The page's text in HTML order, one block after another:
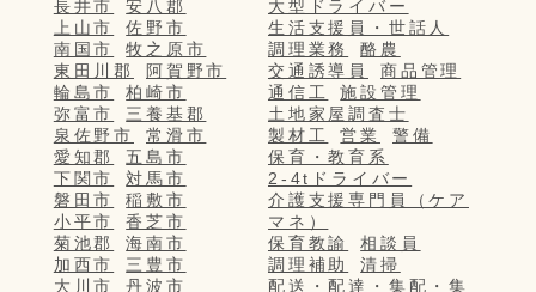
長井市
安八郡
上山市
佐野市
南国市
牧之原市
東田川郡
阿賀野市
輪島市
柏崎市
弥富市
三養基郡
泉佐野市
常滑市
愛知郡
五島市
下関市
対馬市
磐田市
稲敷市
小平市
香芝市
菊池郡
海南市
加西市
三豊市
大川市
丹波市
大型ドライバー
生活支援員・世話人
調理業務
酪農
交通誘導員
商品管理
通信工
施設管理
土地家屋調査士
製材工
営業
警備
保育・教育系
2-4tドライバー
介護支援専門員（ケア
マネ）
保育教諭
相談員
調理補助
清掃
配送・配達・集配・集